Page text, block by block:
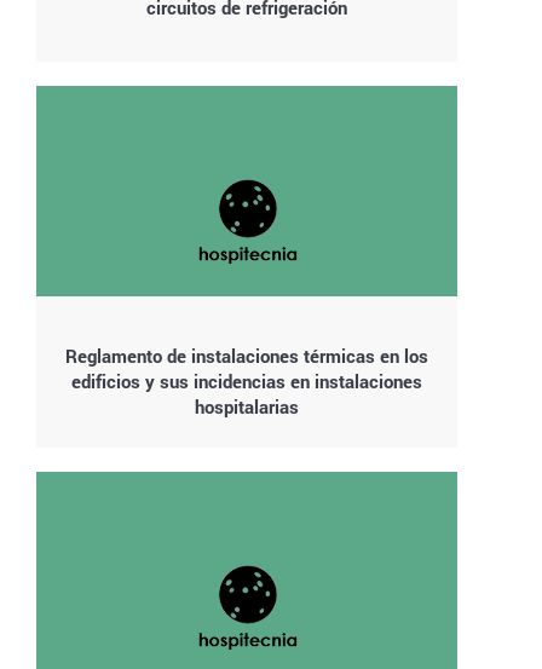
circuitos de refrigeración
Reglamento de instalaciones térmicas en los
edificios y sus incidencias en instalaciones
hospitalarias